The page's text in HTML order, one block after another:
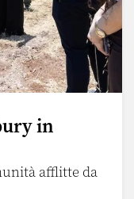
in
afflitte da